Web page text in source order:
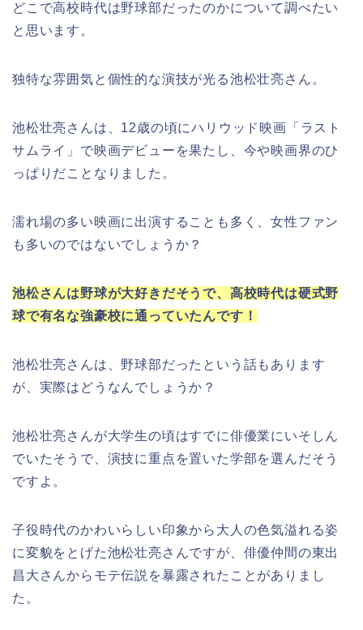
どこで高校時代は野球部だったのかについて調べたい
と思います。
独特な雰囲気と個性的な演技が光る池松壮亮さん。
池松壮亮さんは、12歳の頃にハリウッド映画「ラスト
サムライ」で映画デビューを果たし、今や映画界のひ
っぱりだことなりました。
濡れ場の多い映画に出演することも多く、女性ファン
も多いのではないでしょうか？
池松さんは野球が大好きだそうで、高校時代は硬式野
球で有名な強豪校に通っていたんです！
池松壮亮さんは、野球部だったという話もあります
が、実際はどうなんでしょうか？
池松壮亮さんが大学生の頃はすでに俳優業にいそしん
でいたそうで、演技に重点を置いた学部を選んだそう
ですよ。
子役時代のかわいらしい印象から大人の色気溢れる姿
に変貌をとげた池松壮亮さんですが、俳優仲間の東出
昌大さんからモテ伝説を暴露されたことがありまし
た。